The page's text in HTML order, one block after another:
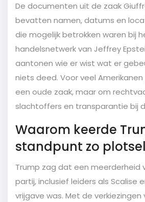
De documenten uit de zaak
bevatten namen, datums en
die mogelijk betrokken waren bij
handelsnetwerk van Jeffrey
aantonen wie er wist wat er
niets deed. Voor veel
een oude zaak, maar om
slachtoffers en transparantie bij
Waarom keerde
standpunt zo
Trump zag dat een meerderheid
partij, inclusief leiders als Scalise
vrijgave was. Met de verkiezingen